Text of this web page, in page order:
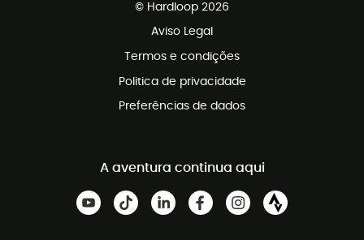
© Hardloop 2026
Aviso Legal
Termos e condições
Politica de privacidade
Preferências de dados
A aventura continua aqui